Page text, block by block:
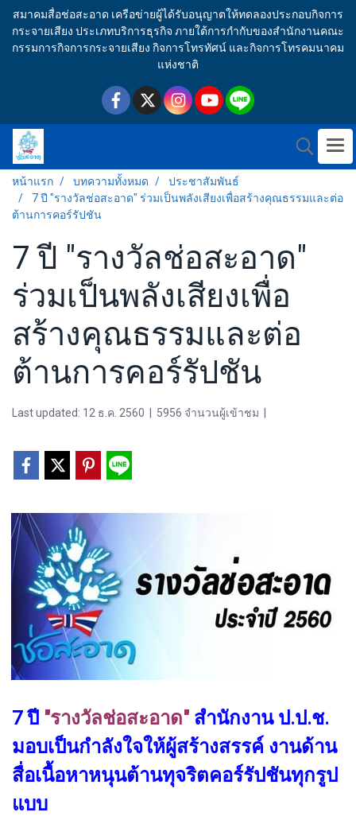
สมาคมสื่อช่อสะอาด เครือข่ายผู้ได้รับอนุญาตให้ทดลองประกอบกิจการ
กระจายเสียง ประเภทบริการธุรกิจ ภายใต้การกำกับของสำนักงานคณะ
กรรมการกิจการกระจายเสียง กิจการโทรทัศน์ และกิจการโทรคมนาคม
แห่งชาติ
หน้าแรก บทความทั้งหมด
ประชาสัมพันธ์
7 ปี "รางวัลช่อสะอาด" ร่วมเป็นพลังเสียงเพื่อสร้างคุณธรรมและต่อ
ต้านการคอร์รัปชัน
7 ปี "รางวัลช่อสะอาด"
ร่วมเป็นพลังเสียงเพื่อ
สร้างคุณธรรมและต่อ
ต้านการคอร์รัปชัน
Last updated: 12 ธ.ค. 2560 5956 จำนวนผู้เข้าชม
7 ปี "รางวัลช่อสะอาด" สำนักงาน ป.ป.ช.
มอบเป็นกำลังใจให้ผู้สร้างสรรค์ งานด้าน
สื่อเนื้อหาหนุนต้านทุจริตคอร์รัปชันทุกรูป
แบบ